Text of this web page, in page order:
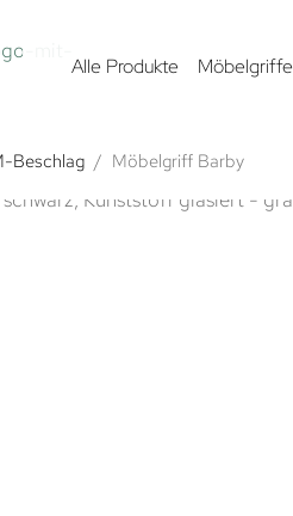
Alle Produkte Möbelgriffe
Beschlag / Möbelgriff Barby